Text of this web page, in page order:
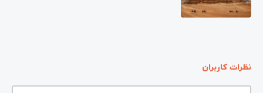
نظرات کاربران